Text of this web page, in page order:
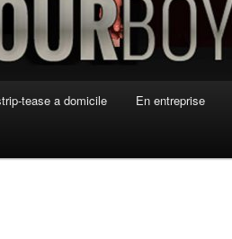
tease a domicile En entreprise